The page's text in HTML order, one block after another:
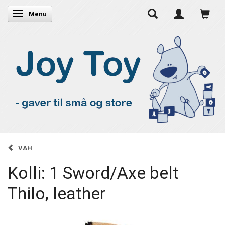
Skifte navigation
Menu
VAH
Kolli: 1 Sword/Axe belt
Thilo, leather